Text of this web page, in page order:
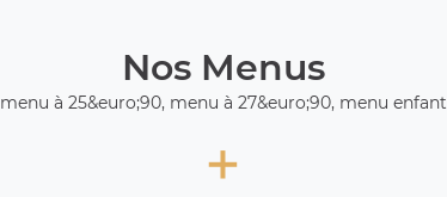
Nos Menus
menu à 25&euro;90, menu à 27&euro;90, menu enfant
+